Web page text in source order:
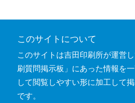
このサイトについて
このサイトは吉田印刷所が運営
刷質問掲示板」にあった情報を
して閲覧しやすい形に加工して
です。